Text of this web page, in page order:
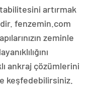
artırmak
fenzemin.com
zeminle
ankraj çözümlerini
keşfedebilirsiniz.